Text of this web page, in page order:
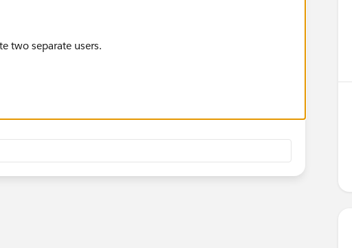
two separate users.